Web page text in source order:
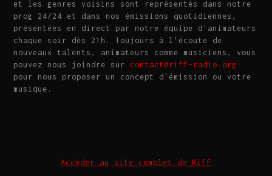
et les genres voisins sont représentés dans notre
prog 24/24 et dans nos émissions quotidiennes,
présentées en direct par notre équipe d'animateurs
chaque soir dès 21h. Toujours à l'écoute de
nouveaux talents, animateurs comme musiciens, vous
pouvez nous joindre sur contact@riff-radio.org
pour nous proposer un concept d'émission ou votre
musique.
Accéder au site complet de Riff